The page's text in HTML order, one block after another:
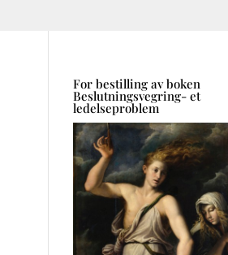
For bestilling av boken
Beslutningsvegring- et
ledelseproblem